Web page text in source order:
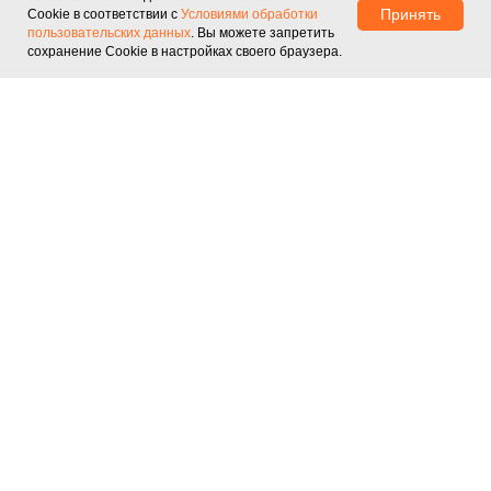
Контакты Перейти в каталог
Cookie в соответствии с Условиями обработки
пользовательских данных. Вы можете запретить
сохранение Cookie в настройках своего браузера.
Принять